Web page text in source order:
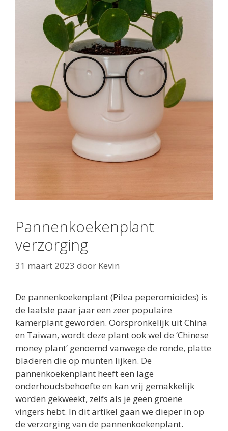
Pannenkoekenplant
verzorging
31 maart 2023 door Kevin
De pannenkoekenplant (Pilea peperomioides) is
de laatste paar jaar een zeer populaire
kamerplant geworden. Oorspronkelijk uit China
en Taiwan, wordt deze plant ook wel de ‘Chinese
money plant’ genoemd vanwege de ronde, platte
bladeren die op munten lijken. De
pannenkoekenplant heeft een lage
onderhoudsbehoefte en kan vrij gemakkelijk
worden gekweekt, zelfs als je geen groene
vingers hebt. In dit artikel gaan we dieper in op
de verzorging van de pannenkoekenplant.